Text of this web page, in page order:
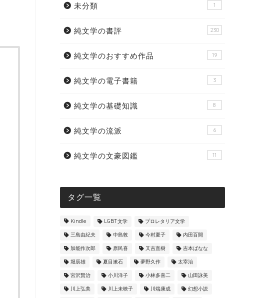
未分類 1
純文学の書評 230
純文学のおすすめ作品 19
純文学の電子書籍 3
純文学の基礎知識 8
純文学の流派 6
純文学の文豪図鑑 11
タグ一覧
Kindle LGBT文学 プロレタリア文学
三島由紀夫 中島敦 今村夏子 内田百閒
加能作次郎 原民喜 又吉直樹 吉本ばなな
堀辰雄 夏目漱石 夢野久作 太宰治
宮沢賢治 小川洋子 小林多喜二 山田詠美
川上弘美 川上未映子 川端康成 幻想小説